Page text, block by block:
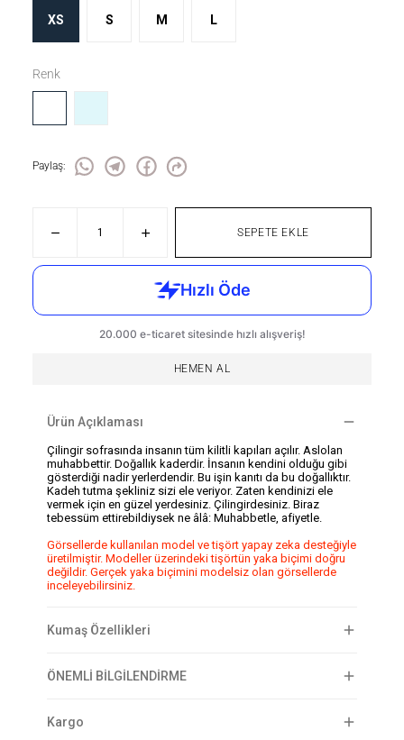
XS S M L
Renk
Paylaş:
SEPETE EKLE
HEMEN AL
Ürün Açıklaması
Çilingir sofrasında insanın tüm kilitli kapıları açılır. Aslolan
muhabbettir. Doğallık kaderdir. İnsanın kendini olduğu gibi
gösterdiği nadir yerlerdendir. Bu işin kanıtı da bu doğallıktır.
Kadeh tutma şekliniz sizi ele veriyor. Zaten kendinizi ele
vermek için en güzel yerdesiniz. Çilingirdesiniz. Biraz
tebessüm ettirebildiysek ne âlâ: Muhabbetle, afiyetle.
Görsellerde kullanılan model ve tişört yapay zeka desteğiyle
üretilmiştir. Modeller üzerindeki tişörtün yaka biçimi doğru
değildir. Gerçek yaka biçimini modelsiz olan görsellerde
inceleyebilirsiniz.
Kumaş Özellikleri
ÖNEMLİ BİLGİLENDİRME
Kargo